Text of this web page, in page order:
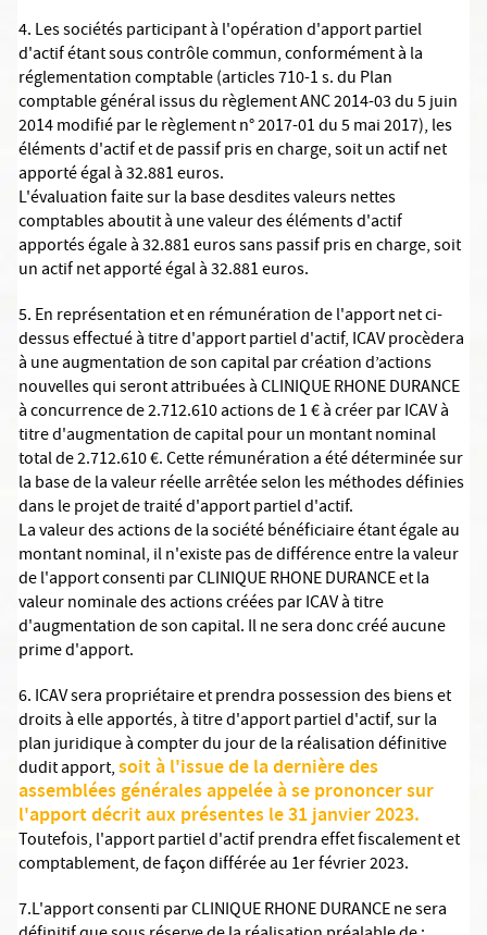
4. Les sociétés participant à l'opération d'apport partiel
d'actif étant sous contrôle commun, conformément à la
réglementation comptable (articles 710-1 s. du Plan
comptable général issus du règlement ANC 2014-03 du 5 juin
2014 modifié par le règlement n° 2017-01 du 5 mai 2017), les
éléments d'actif et de passif pris en charge, soit un actif net
apporté égal à 32.881 euros.
L'évaluation faite sur la base desdites valeurs nettes
comptables aboutit à une valeur des éléments d'actif
apportés égale à 32.881 euros sans passif pris en charge, soit
un actif net apporté égal à 32.881 euros.
5. En représentation et en rémunération de l'apport net ci-
dessus effectué à titre d'apport partiel d'actif, ICAV procèdera
à une augmentation de son capital par création d’actions
nouvelles qui seront attribuées à CLINIQUE RHONE DURANCE
à concurrence de 2.712.610 actions de 1 € à créer par ICAV à
titre d'augmentation de capital pour un montant nominal
total de 2.712.610 €. Cette rémunération a été déterminée sur
la base de la valeur réelle arrêtée selon les méthodes définies
dans le projet de traité d'apport partiel d'actif.
La valeur des actions de la société bénéficiaire étant égale au
montant nominal, il n'existe pas de différence entre la valeur
de l'apport consenti par CLINIQUE RHONE DURANCE et la
valeur nominale des actions créées par ICAV à titre
d'augmentation de son capital. Il ne sera donc créé aucune
prime d'apport.
6. ICAV sera propriétaire et prendra possession des biens et
droits à elle apportés, à titre d'apport partiel d'actif, sur la
plan juridique à compter du jour de la réalisation définitive
dudit apport,soit à l'issue de la dernière des
assemblées générales appelée à se prononcer sur
l'apport décrit aux présentes le 31 janvier 2023.
Toutefois, l'apport partiel d'actif prendra effet fiscalement et
comptablement, de façon différée au 1er février 2023.
7.L'apport consenti par CLINIQUE RHONE DURANCE ne sera